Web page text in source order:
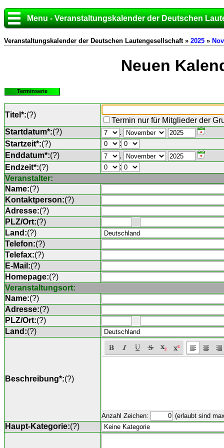
Menu - Veranstaltungskalender der Deutschen
Veranstaltungskalender der Deutschen Lautengesellschaft » 2025 »
Neuen
Terminserie
Titel*:(?)
Termin nur für Mitglieder der
Startdatum*:(?)
.
Startzeit*:(?)
:
Enddatum*:(?)
.
Endzeit*:(?)
:
Veranstalter:
Name:(?)
Kontaktperson:(?)
Adresse:(?)
PLZ/Ort:(?)
Land:(?)
Telefon:(?)
Telefax:(?)
E-Mail:(?)
Homepage:(?)
Veranstaltungsort:
Name:(?)
Adresse:(?)
PLZ/Ort:(?)
Land:(?)
Beschreibung*:(?)
Anzahl Zeichen: (erlaubt sind
Haupt-Kategorie:(?)